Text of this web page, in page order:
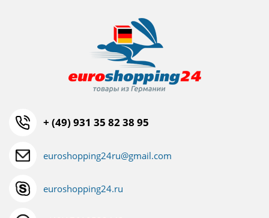
+ (49) 931 35 82 38 95
euroshopping24ru@gmail.com
euroshopping24.ru